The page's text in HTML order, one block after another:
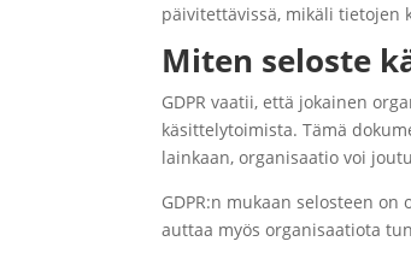
päivitettävissä, mikäli tietojen
Miten seloste
GDPR vaatii, että jokainen
käsittelytoimista. Tämä
lainkaan, organisaatio voi
GDPR:n mukaan selosteen
auttaa myös organisaatiota